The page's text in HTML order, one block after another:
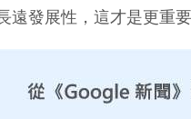
遠發展性，這才是更重要